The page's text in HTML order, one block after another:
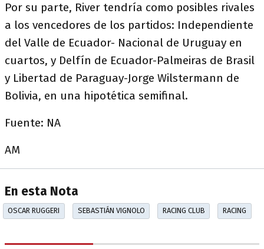
Por su parte, River tendría como posibles rivales
a los vencedores de los partidos: Independiente
del Valle de Ecuador- Nacional de Uruguay en
cuartos, y Delfín de Ecuador-Palmeiras de Brasil
y Libertad de Paraguay-Jorge Wilstermann de
Bolivia, en una hipotética semifinal.
Fuente: NA
AM
En esta Nota
OSCAR RUGGERI SEBASTIÁN VIGNOLO RACING CLUB RACING